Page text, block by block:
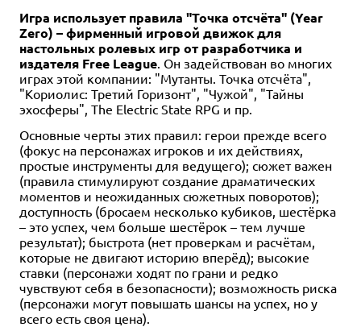
Игра использует правила "Точка отсчёта" (Year
Zero) – фирменный игровой движок для
настольных ролевых игр от разработчика и
издателя Free League . Он задействован во многих
играх этой компании: "Мутанты. Точка отсчёта",
"Кориолис: Третий Горизонт", "Чужой", "Тайны
эхосферы", The Electric State RPG и пр.
Основные черты этих правил: герои прежде всего
(фокус на персонажах игроков и их действиях,
простые инструменты для ведущего); сюжет важен
(правила стимулируют создание драматических
моментов и неожиданных сюжетных поворотов);
доступность (бросаем несколько кубиков, шестёрка
– это успех, чем больше шестёрок – тем лучше
результат); быстрота (нет проверкам и расчётам,
которые не двигают историю вперёд); высокие
ставки (персонажи ходят по грани и редко
чувствуют себя в безопасности); возможность риска
(персонажи могут повышать шансы на успех, но у
всего есть своя цена).